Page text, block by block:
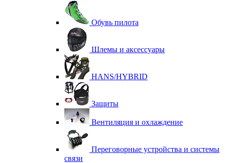
Обувь пилота
Шлемы и аксессуары
HANS/HYBRID
Защиты
Вентиляция и охлаждение
Переговорные устройства и системы
связи